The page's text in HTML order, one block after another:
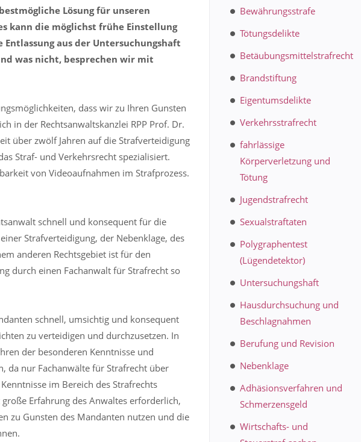
Lösung für unseren
kann die möglichst frühe Einstellung
aus der Untersuchungshaft
was nicht, besprechen wir mit
dass wir zu Ihren Gunsten
in der Rechtsanwaltskanzlei RPP Prof. Dr.
über zwölf Jahren auf die Strafverteidigung
Straf- und Verkehrsrecht spezialisiert.
von Videoaufnahmen im Strafprozess.
schnell und konsequent für die
Strafverteidigung, der Nebenklage, des
anderen Rechtsgebiet ist für den
durch einen Fachanwalt für Strafrecht so
schnell, umsichtig und konsequent
zu verteidigen und durchzusetzen. In
der besonderen Kenntnisse und
da nur Fachanwälte für Strafrecht über
im Bereich des Strafrechts
Erfahrung des Anwaltes erforderlich,
zu Gunsten des Mandanten nutzen und die
Bewährungsstrafe
Tötungsdelikte
Betäubungsmittelstrafrecht
Brandstiftung
Eigentumsdelikte
Verkehrsstrafrecht
fahrlässige
Körperverletzung und
Tötung
Jugendstrafrecht
Sexualstraftaten
Polygraphentest
(Lügendetektor)
Untersuchungshaft
Hausdurchsuchung und
Beschlagnahmen
Berufung und Revision
Nebenklage
Adhäsionsverfahren und
Schmerzensgeld
Wirtschafts- und